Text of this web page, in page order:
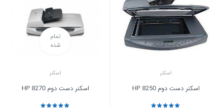
اسکنر
اسکنر دست دوم HP 8250
تمام
شده
اسکنر
اسکنر دست دوم HP 8270